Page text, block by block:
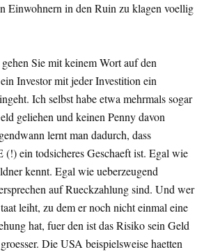
Einwohnern in den Ruin zu klagen voellig
Sie mit keinem Wort auf den
Investor mit jeder Investition ein
Ich selbst habe etwa mehrmals sogar
geliehen und keinen Penny davon
lernt man dadurch, dass
(!) ein todsicheres Geschaeft ist. Egal wie
kennt. Egal wie ueberzeugend
auf Rueckzahlung sind. Und wer
leiht, zu dem er noch nicht einmal eine
hat, fuer den ist das Risiko sein Geld
Die USA beispielsweise haetten